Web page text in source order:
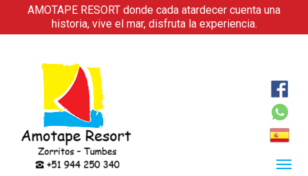
AMOTAPE RESORT donde cada atardecer cuenta una
historia, vive el mar, disfruta la experiencia.